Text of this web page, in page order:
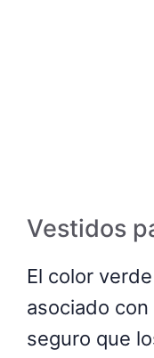
Vestidos
El color
asociado
seguro que